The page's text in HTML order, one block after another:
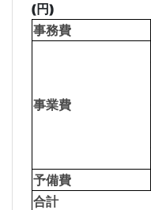
(円)
事務費
事業費
予備費
合計